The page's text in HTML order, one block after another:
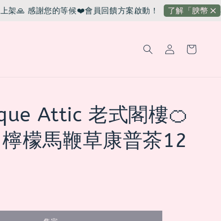
🙏 感謝您的等候❤️會員回饋方案啟動！ 了解「腴幣」
Attic 老式閣樓🍊
檬馬鞭草康普茶12